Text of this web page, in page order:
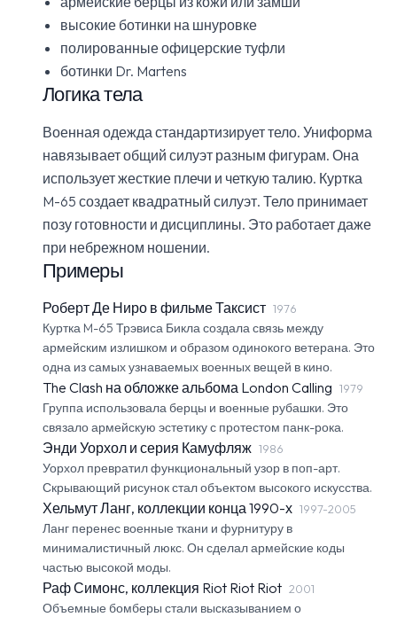
высокие ботинки на шнуровке
полированные офицерские туфли
ботинки Dr. Martens
Логика тела
Военная одежда стандартизирует тело. Униформа
навязывает общий силуэт разным фигурам. Она
использует жесткие плечи и четкую талию. Куртка
M-65 создает квадратный силуэт. Тело принимает
позу готовности и дисциплины. Это работает даже
при небрежном ношении.
Примеры
Роберт Де Ниро в фильме Таксист 1976
Куртка M-65 Трэвиса Бикла создала связь между
армейским излишком и образом одинокого ветерана. Это
одна из самых узнаваемых военных вещей в кино.
The Clash на обложке альбома London Calling 1979
Группа использовала берцы и военные рубашки. Это
связало армейскую эстетику с протестом панк-рока.
Энди Уорхол и серия Камуфляж 1986
Уорхол превратил функциональный узор в поп-арт.
Скрывающий рисунок стал объектом высокого искусства.
Хельмут Ланг, коллекции конца 1990-х 1997-2005
Ланг перенес военные ткани и фурнитуру в
минималистичный люкс. Он сделал армейские коды
частью высокой моды.
Раф Симонс, коллекция Riot Riot Riot 2001
Объемные бомберы стали высказыванием о